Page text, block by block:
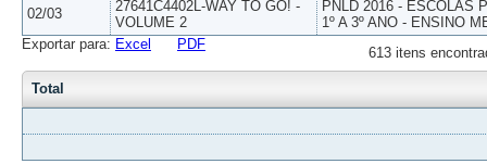
02/03
27641C4402L-WAY TO GO! -
VOLUME 2
PNLD 2016 - ESCOLAS
1º A 3º ANO - ENSINO
613 itens
Exportar para: Excel PDF
Total